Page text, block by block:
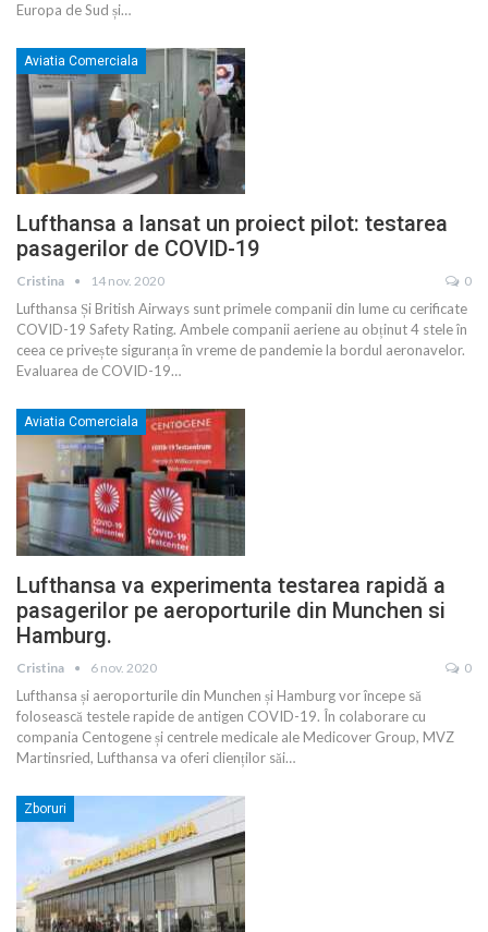
Europa de Sud și…
Aviatia Comerciala
Lufthansa a lansat un proiect pilot: testarea
pasagerilor de COVID-19
Cristina 14 nov. 2020 0
Lufthansa Și British Airways sunt primele companii din lume cu cerificate
COVID-19 Safety Rating. Ambele companii aeriene au obținut 4 stele în
ceea ce privește siguranța în vreme de pandemie la bordul aeronavelor.
Evaluarea de COVID-19…
Aviatia Comerciala
Lufthansa va experimenta testarea rapidă a
pasagerilor pe aeroporturile din Munchen si
Hamburg.
Cristina 6 nov. 2020 0
Lufthansa și aeroporturile din Munchen și Hamburg vor începe să
folosească testele rapide de antigen COVID-19. În colaborare cu
compania Centogene și centrele medicale ale Medicover Group, MVZ
Martinsried, Lufthansa va oferi clienților săi…
Zboruri